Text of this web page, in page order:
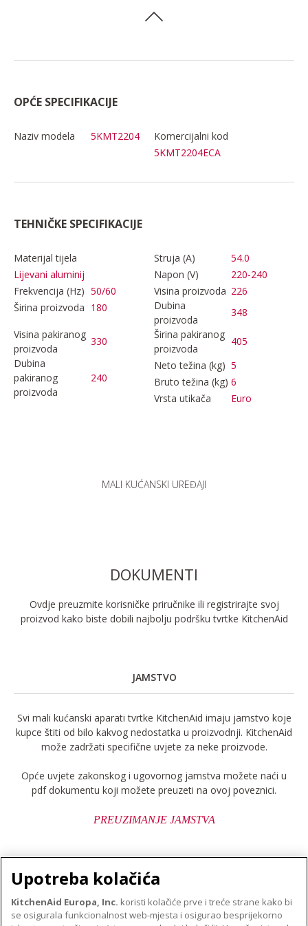
OPĆE SPECIFIKACIJE
Naziv modela 5KMT2204
Komercijalni kod
5KMT2204ECA
TEHNIČKE SPECIFIKACIJE
Materijal tijela
Lijevani aluminij
Struja (A)
54.0
Napon (V)
220-240
Frekvencija (Hz) 50/60 Visina proizvoda 226
Širina proizvoda 180
Dubina
proizvoda
348
Visina pakiranog
proizvoda
330
Širina pakiranog
proizvoda
405
Dubina
pakiranog
proizvoda
240
Neto težina (kg) 5
Bruto težina (kg) 6
Vrsta utikača
Euro
MALI KUĆANSKI UREĐAJI
DOKUMENTI
Ovdje preuzmite korisničke priručnike ili registrirajte svoj
proizvod kako biste dobili najbolju podršku tvrtke KitchenAid
JAMSTVO
Svi mali kućanski aparati tvrtke KitchenAid imaju jamstvo koje
kupce štiti od bilo kakvog nedostatka u proizvodnji. KitchenAid
može zadržati specifične uvjete za neke proizvode.
Opće uvjete zakonskog i ugovornog jamstva možete naći u
pdf dokumentu koji možete preuzeti na ovoj poveznici.
PREUZIMANJE JAMSTVA
O TVRTKI KITCHENAID
Upotreba kolačića
KitchenAid Europa, Inc. koristi kolačiće prve i treće strane kako bi
se osigurala funkcionalnost web-mjesta i osigurao besprijekorno